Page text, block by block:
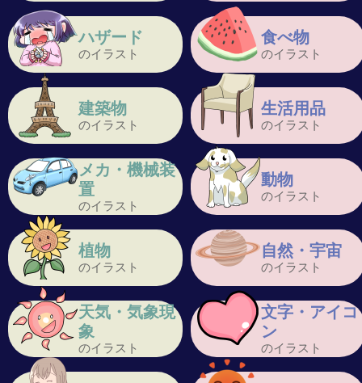
ハザード
のイラスト
食べ物
のイラスト
建築物
のイラスト
生活用品
のイラスト
メカ・機械装
置
のイラスト
動物
のイラスト
植物
のイラスト
自然・宇宙
のイラスト
天気・気象現
象
のイラスト
文字・アイコ
ン
のイラスト